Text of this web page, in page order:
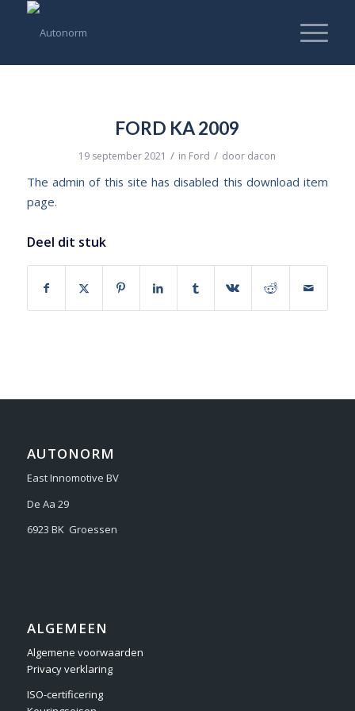
FORD KA 2009
19 september 2021 / in Ford / door dacon
The admin of this site has disabled this download item
page.
Deel dit stuk
AUTONORM
East Innomotive BV
De Aa 29
6923 BK Groessen
ALGEMEEN
Algemene voorwaarden
Privacy verklaring
ISO-certificering